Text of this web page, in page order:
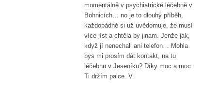
momentálně v psychiatrické léčebně v
Bohnicích… no je to dlouhý příběh,
každopádně si už uvědomuje, že musí
více jíst a chtěla by jinam. Jenže jak,
když jí nenechali ani telefon… Mohla
bys mi prosím dát kontakt, na tu
léčebnu v Jeseníku? Díky moc a moc
Ti držím palce. V.